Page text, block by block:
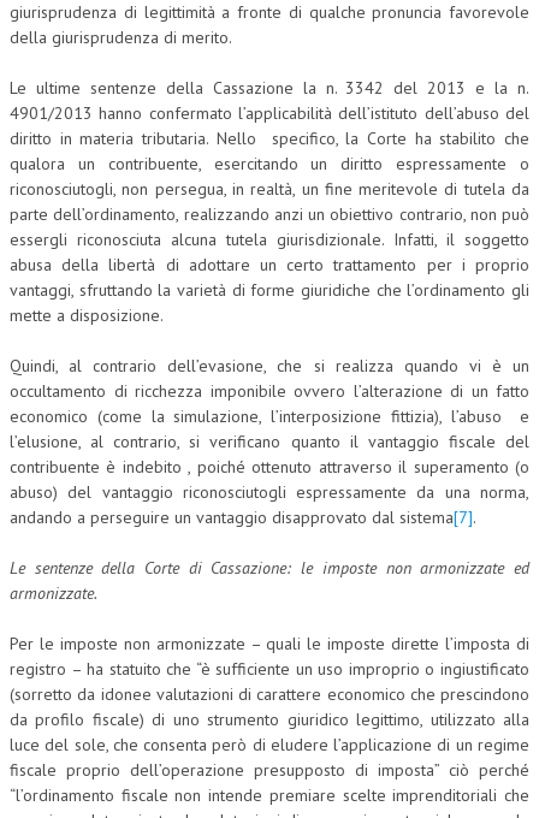
giurisprudenza di legittimità a fronte di qualche pronuncia favorevole
della giurisprudenza di merito.
Le ultime sentenze della Cassazione la n. 3342 del 2013 e la n.
4901/2013 hanno confermato l’applicabilità dell’istituto dell’abuso del
diritto in materia tributaria. Nello specifico, la Corte ha stabilito che
qualora un contribuente, esercitando un diritto espressamente o
riconosciutogli, non persegua, in realtà, un fine meritevole di tutela da
parte dell’ordinamento, realizzando anzi un obiettivo contrario, non può
essergli riconosciuta alcuna tutela giurisdizionale. Infatti, il soggetto
abusa della libertà di adottare un certo trattamento per i proprio
vantaggi, sfruttando la varietà di forme giuridiche che l’ordinamento gli
mette a disposizione.
Quindi, al contrario dell’evasione, che si realizza quando vi è un
occultamento di ricchezza imponibile ovvero l’alterazione di un fatto
economico (come la simulazione, l’interposizione fittizia), l’abuso e
l’elusione, al contrario, si verificano quanto il vantaggio fiscale del
contribuente è indebito , poiché ottenuto attraverso il superamento (o
abuso) del vantaggio riconosciutogli espressamente da una norma,
andando a perseguire un vantaggio disapprovato dal sistema[7].
Le sentenze della Corte di Cassazione: le imposte non armonizzate ed
armonizzate.
Per le imposte non armonizzate – quali le imposte dirette l’imposta di
registro – ha statuito che “è sufficiente un uso improprio o ingiustificato
(sorretto da idonee valutazioni di carattere economico che prescindono
da profilo fiscale) di uno strumento giuridico legittimo, utilizzato alla
luce del sole, che consenta però di eludere l’applicazione di un regime
fiscale proprio dell’operazione presupposto di imposta” ciò perché
“l’ordinamento fiscale non intende premiare scelte imprenditoriali che